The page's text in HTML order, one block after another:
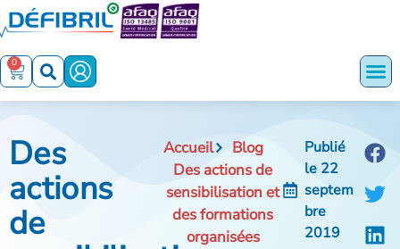
0
Des
actions
de
Accueil
Blog
Des actions de
sensibilisation et
des formations
organisées
Publié
le 22
septem
bre
2019